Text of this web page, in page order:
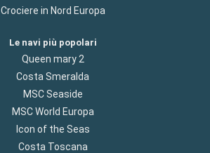
Crociere in Nord Europa
Le navi più popolari
Queen mary 2
Costa Smeralda
MSC Seaside
MSC World Europa
Icon of the Seas
Costa Toscana